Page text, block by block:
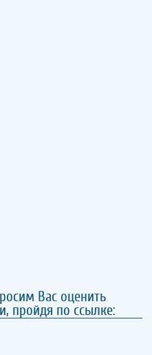
Вас оценить
пройдя по ссылке: